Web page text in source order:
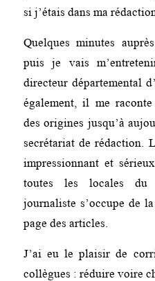
si j’étais dans ma
Quelques minutes
puis je vais
directeur départemental
également, il me
des origines jusqu’à
secrétariat de rédaction.
impressionnant et
toutes les locales du
journaliste s’occupe de
page des articles.
J’ai eu le plaisir de
collègues : réduire voire